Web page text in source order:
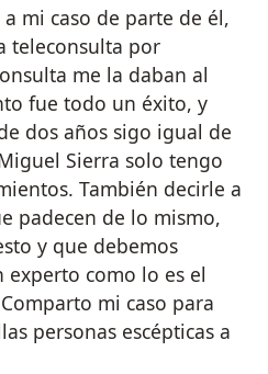
mi caso de parte de él,
teleconsulta por
me la daban al
fue todo un éxito, y
dos años sigo igual de
Sierra solo tengo
También decirle a
padecen de lo mismo,
y que debemos
experto como lo es el
mi caso para
personas escépticas a